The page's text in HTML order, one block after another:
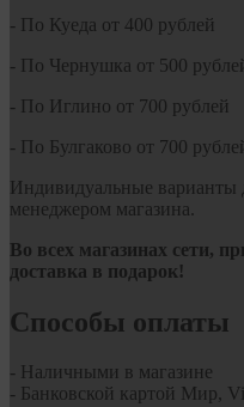
- По Куеда от 400 рублей
- По Чернушка от 500
- По Иглино от 700 рублей
- По Булгаково от 700
Индивидуальные варианты
менеджером магазина.
Во всех магазинах сети,
доставка в подарок!
Способы оплаты
- Наличными в магазине
- Банковской картой Мир,